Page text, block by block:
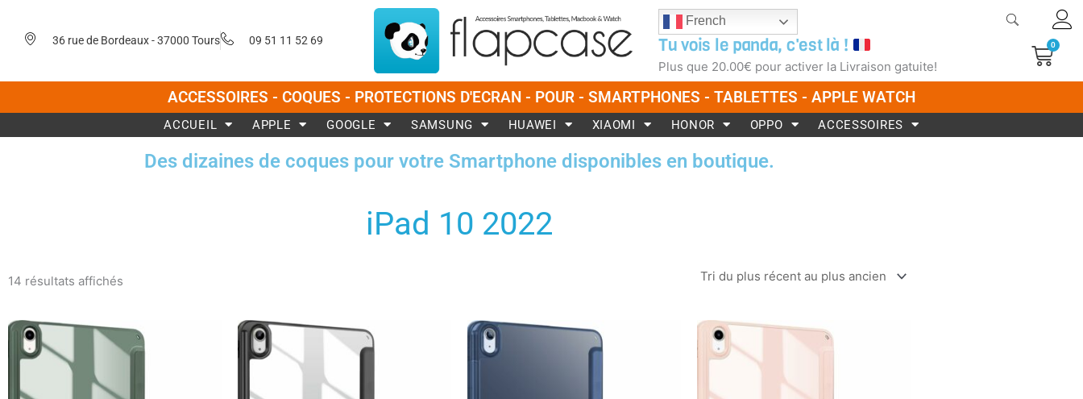
contenu
36 rue de Bordeaux - 37000 Tours 09 51 11 52 69
French
Tu vois le panda, c'est là !
Plus que 20.00€ pour activer la Livraison gatuite!
0
ACCESSOIRES - COQUES - PROTECTIONS D'ECRAN - POUR - SMARTPHONES - TABLETTES - APPLE WATCH
ACCUEIL APPLE GOOGLE SAMSUNG HUAWEI XIAOMI HONOR OPPO ACCESSOIRES
Des dizaines de coques pour votre Smartphone disponibles en boutique.
iPad 10 2022
14 résultats affichés
plus
ancien